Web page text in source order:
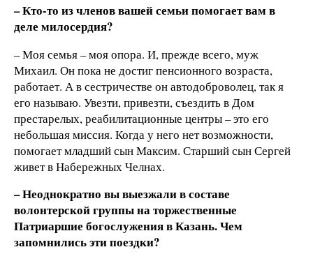
– Кто-то из членов вашей семьи помогает вам в
деле милосердия?
– Моя семья – моя опора. И, прежде всего, муж
Михаил. Он пока не достиг пенсионного возраста,
работает. А в сестричестве он автодоброволец, так я
его называю. Увезти, привезти, съездить в Дом
престарелых, реабилитационные центры – это его
небольшая миссия. Когда у него нет возможности,
помогает младший сын Максим. Старший сын Сергей
живет в Набережных Челнах.
– Неоднократно вы выезжали в составе
волонтерской группы на торжественные
Патриаршие богослужения в Казань. Чем
запомнились эти поездки?